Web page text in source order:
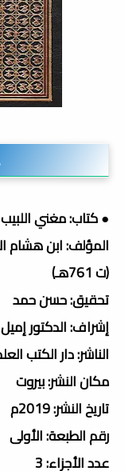
● كتاب: مغني
المؤلف: ابن هشام
(ت 761هـ)
تحقيق: حسن حمد
إشراف: الدكتور
الناشر: دار الكتب
مكان النشر: بيروت
تاريخ النشر: 2019م
رقم الطبعة: الأولى
عدد الأجزاء: 3